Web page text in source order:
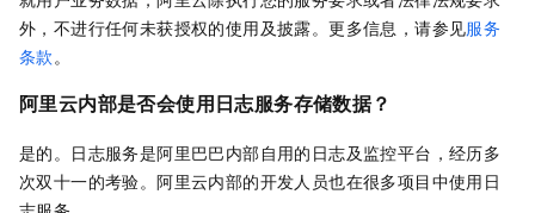
外，不进行任何未获授权的使用及披露。更多信息，请参见服务
条款 。
阿里云内部是否会使用日志服务存储数据？
是的。日志服务是阿里巴巴内部自用的日志及监控平台，经历多
次双十一的考验。阿里云内部的开发人员也在很多项目中使用日